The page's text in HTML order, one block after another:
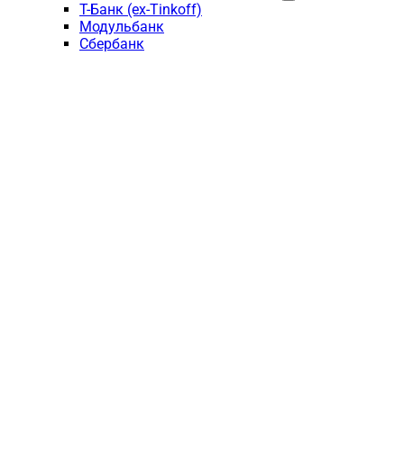
Т-Банк (ex-Tinkoff)
Модульбанк
Сбербанк